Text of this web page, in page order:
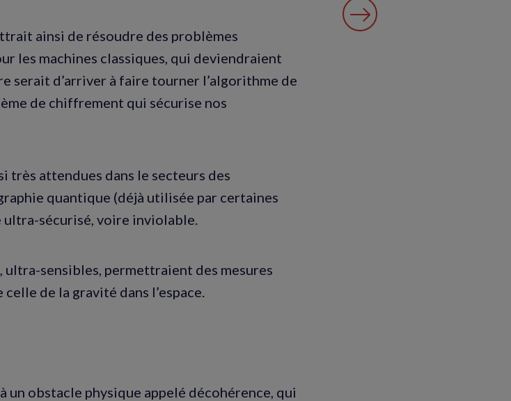
ainsi de résoudre des problèmes
les machines classiques, qui deviendraient
serait d’arriver à faire tourner l’algorithme de
de chiffrement qui sécurise nos
très attendues dans le secteurs des
quantique (déjà utilisée par certaines
ultra-sécurisé, voire inviolable.
ultra-sensibles, permettraient des mesures
de la gravité dans l’espace.
un obstacle physique appelé décohérence, qui